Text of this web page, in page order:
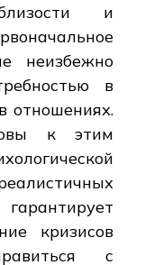
и
неизбежно
в
отношениях.
к этим
кризисов
с